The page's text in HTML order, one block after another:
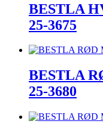
BESTLA
25-3675
BESTLA
25-3680